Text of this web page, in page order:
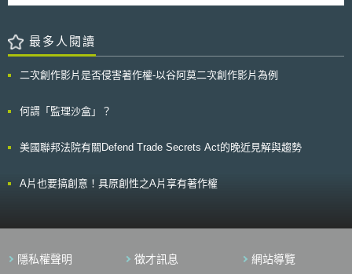
關於遠距工作網路資安的風險對策，在技術層面上，企業可使用防毒軟體或
電子郵件系統的過濾功能，設定遠距工作之員工無法開啟含有惡意程式的檔
案，或是透過雲端服務供應商代為控管存取資料之驗證機制，使遠距工作的
如將資料分成「機密資訊」、「業務資訊」、「公開資訊」 三個等級[5]，
證等較高規格的保密措施[6]。在內部制度面上，企業則可安排定期遠距工作
資安教育訓練、將可疑網站或郵件資訊刊登在企業電子報、公告提醒員工近
理者指定的方法連結，未經許可不得變更設定。 除上述網路資安的風
施[7]。如果企業已採取合理保密措施，而員工在知悉(或應該知悉)有以不正
當手段獲得營業秘密之情事，則企業有權要求該員工承擔營業秘密被盜用之
響人工智慧系統並產生過失或侵害行為之人提出損害賠償；另一方面賦予人
慧系統之供應商或開發商面臨更高的責任風險，可能阻礙人工智慧產品和服
務創新。
advertising）。 3.為保護「合理可能會使用（reasonably likely to be）」
網路平台的兒少，調整法案適用的「實際認知（actual knowledge）」標
準，將適用範圍擴及至「合理可能被兒少使用（reasonably likely to be
人資料。 5.要求商務部（the Secretary of Commerce）於新法頒布後180日
包含識別網路平台對兒少造成危害之風險，提出相關評估、預防及減輕危害
請總統簽署成法，正式具約束效力，仍須持續關注眾議院未來動向。
壓力，因此有必要透過數位化與AI提升能源效率、降低成本並強化能源自主
AI）方面，歐盟預期資料中心快速擴張將帶動用電與用水需求成長，並加劇
電網壅塞，因此將推動政府、資料中心業者及能源業者共同參與的三方協議
率評級制度。 再者，在「運用數位與AI最佳化能源系統」（Digitalisation
電網績效指標，並開發歐盟自主AI模型以支援電網規劃、需求預測及系統管
面，歐盟將建立跨境能源資料交換架構，提升會員國間資料互通性，以支援
整合發展。
最多人閱讀
二次創作影片是否侵害著作權-以谷阿莫二次創作影片為例
何謂「監理沙盒」？
美國聯邦法院有關Defend Trade Secrets Act的晚近見解與趨勢
A片也要搞創意！具原創性之A片享有著作權
隱私權聲明 徵才訊息 網站導覽